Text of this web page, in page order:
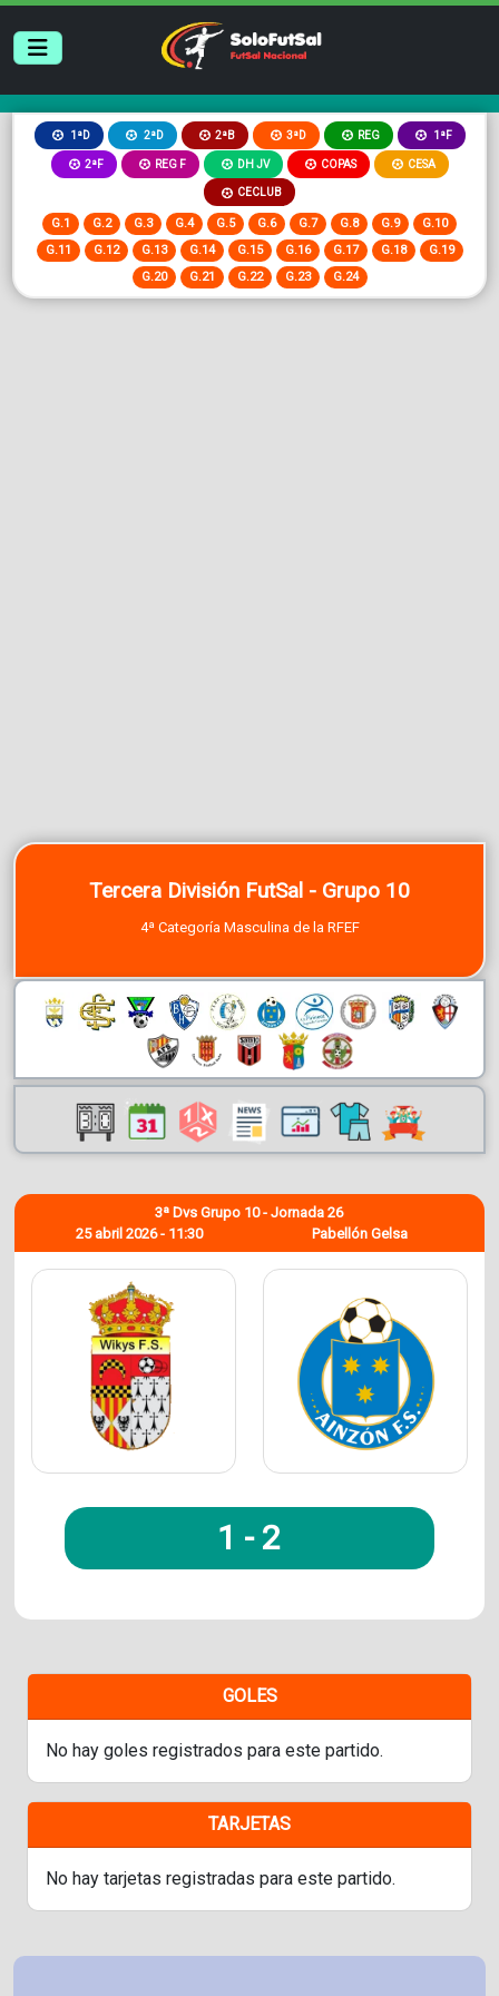
1ªD 2ªD 2ªB 3ªD REG 1ªF
2ªF REG F DH JV COPAS CESA
CECLUB
G.1 G.2 G.3 G.4 G.5 G.6 G.7 G.8 G.9
G.10
G.11
G.12 G.13 G.14 G.15 G.16 G.17 G.18
G.19
G.20
G.21 G.22 G.23 G.24
Tercera División FutSal - Grupo 10
4ª Categoría Masculina de la RFEF
25 abril 2026 - 11:30
3ª Dvs Grupo 10 - Jornada 26
Pabellón Gelsa
1 - 2
GOLES
No hay goles registrados para este partido.
TARJETAS
No hay tarjetas registradas para este partido.